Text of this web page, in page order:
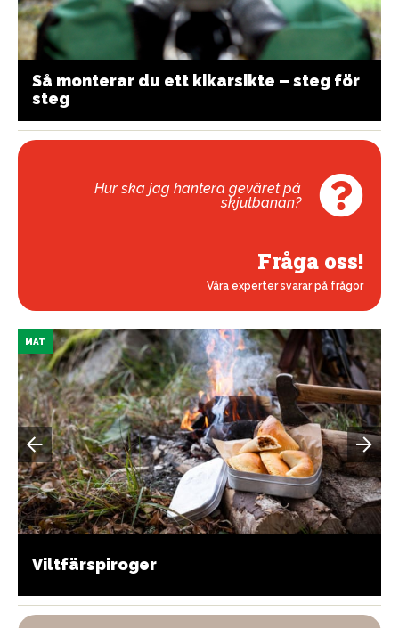
Så monterar du ett kikarsikte – steg för
steg
Hur ska jag hantera geväret på
skjutbanan?
Fråga oss!
Våra experter svarar på frågor
MAT
Viltfärspiroger